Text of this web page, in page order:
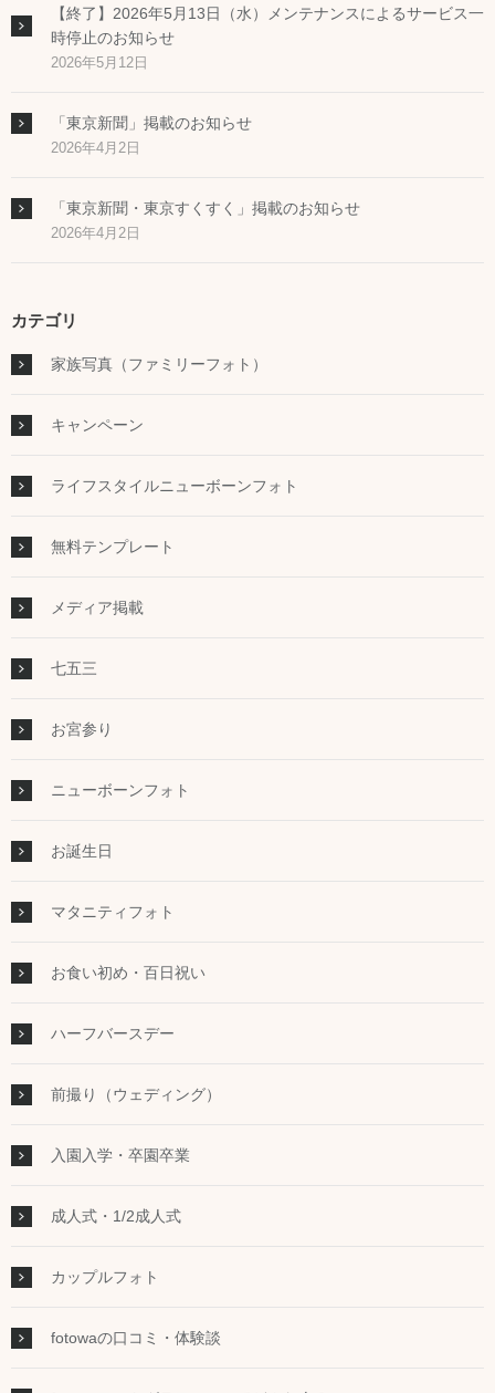
【終了】2026年5月13日（水）メンテナンスによるサービス一
時停止のお知らせ
2026年5月12日
「東京新聞」掲載のお知らせ
2026年4月2日
「東京新聞・東京すくすく」掲載のお知らせ
2026年4月2日
カテゴリ
家族写真（ファミリーフォト）
キャンペーン
ライフスタイルニューボーンフォト
無料テンプレート
メディア掲載
七五三
お宮参り
ニューボーンフォト
お誕生日
マタニティフォト
お食い初め・百日祝い
ハーフバースデー
前撮り（ウェディング）
入園入学・卒園卒業
成人式・1/2成人式
カップルフォト
fotowaの口コミ・体験談